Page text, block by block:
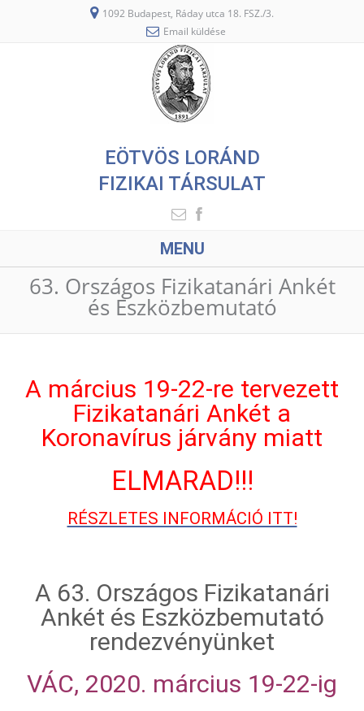
1092 Budapest, Ráday utca 18. FSZ./3.
Email küldése
EÖTVÖS LORÁND
FIZIKAI TÁRSULAT
MENU
63. Országos Fizikatanári Ankét
és Eszközbemutató
A március 19-22-re tervezett
Fizikatanári Ankét a
Koronavírus járvány miatt
ELMARAD!!!
RÉSZLETES INFORMÁCIÓ ITT!
A 63. Országos Fizikatanári
Ankét és Eszközbemutató
rendezvényünket
VÁC, 2020. március 19-22-ig